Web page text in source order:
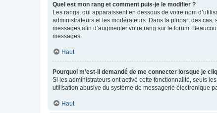
Quel est mon rang et comment puis-je le modifier ?
Les rangs, qui apparaissent en dessous de votre nom
administrateurs et les modérateurs. Dans la plupart des
messages afin d’augmenter votre rang sur le forum.
messages.
Haut
Pourquoi m’est-il demandé de me connecter lorsque je
Si les administrateurs ont activé cette fonctionnalité, seuls
utilisation abusive du système de messagerie électronique
Haut